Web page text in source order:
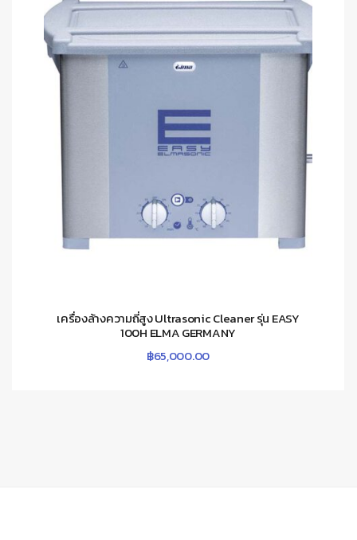
เครื่องล้างความถี่สูง Ultrasonic Cleaner รุ่น EASY
100H ELMA GERMANY
฿65,000.00